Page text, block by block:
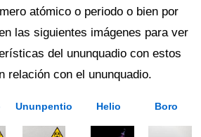
atómico o periodo o bien por
las siguientes imágenes para ver
del ununquadio con estos
relación con el ununquadio.
Ununpentio Helio Boro